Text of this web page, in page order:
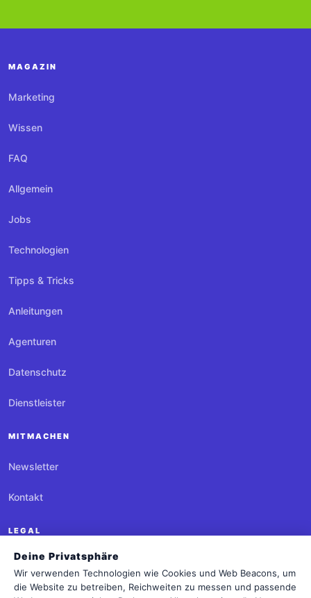
MAGAZIN
Marketing
Wissen
FAQ
Allgemein
Jobs
Technologien
Tipps & Tricks
Anleitungen
Agenturen
Datenschutz
Dienstleister
MITMACHEN
Newsletter
Kontakt
LEGAL
Impressum
Datenschutz
Deine Privatsphäre
Wir verwenden Technologien wie Cookies und Web Beacons, um
die Website zu betreiben, Reichweiten zu messen und passende